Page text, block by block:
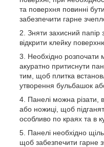
та поверхня повинні
забезпечити гарне
Зняти захисний папір
відкрити клейку
Необхідно розпочати
акуратно притиснути
тим, щоб плитка
утворення бульбашок
Панелі можна різати,
або ножиці, щоб
особливо по краях та в
Панелі необхідно
щоб забезпечити гарне